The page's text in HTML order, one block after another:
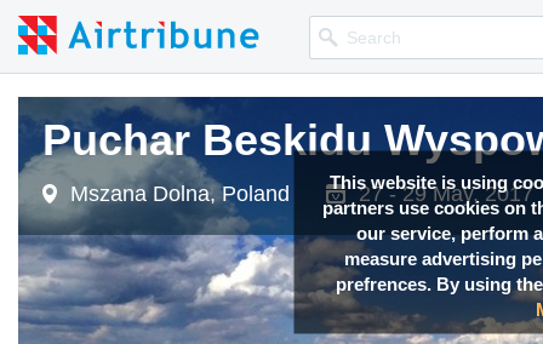
This website is using
partners use cookies on
our service, perform
measure advertising
prefrences. By using
Puchar Beskidu
Mszana Dolna, Poland 27 - 29 May, 2017